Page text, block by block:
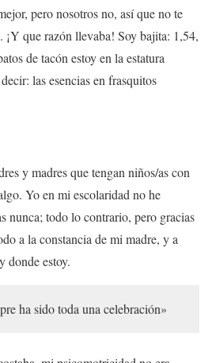
pero nosotros no, así que no te
¡Y que razón llevaba! Soy bajita: 1,54,
de tacón estoy en la estatura
las esencias en frasquitos
y madres que tengan niños/as con
Yo en mi escolaridad no he
nunca; todo lo contrario, pero gracias
a la constancia de mi madre, y a
donde estoy.
ha sido toda una celebración»